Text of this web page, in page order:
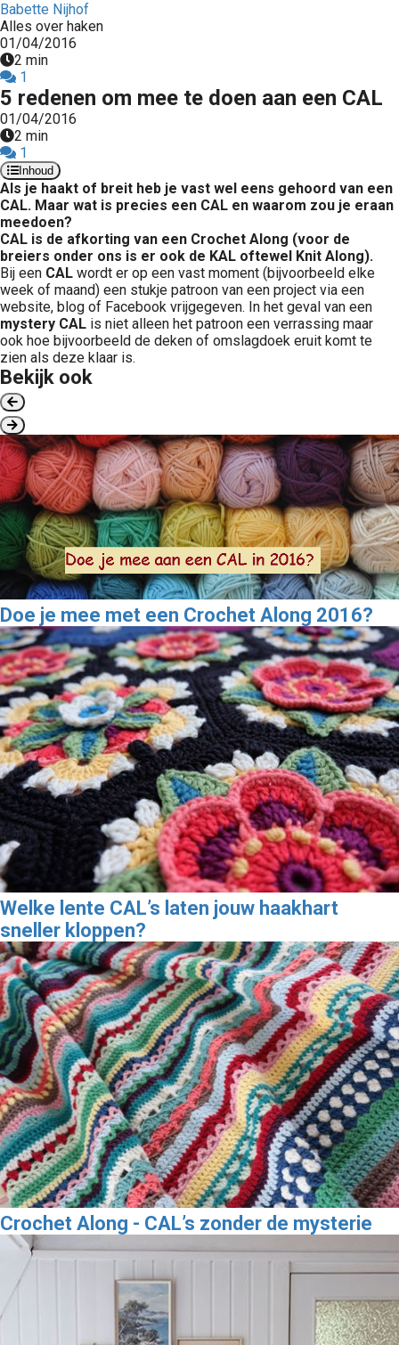
Babette Nijhof
Alles over haken
01/04/2016
2 min
1
5 redenen om mee te doen aan een CAL
01/04/2016
2 min
1
Inhoud
Als je haakt of breit heb je vast wel eens gehoord van een
CAL. Maar wat is precies een CAL en waarom zou je eraan
meedoen?
CAL is de afkorting van een Crochet Along (voor de
breiers onder ons is er ook de KAL oftewel Knit Along).
Bij een CAL wordt er op een vast moment (bijvoorbeeld elke
week of maand) een stukje patroon van een project via een
website, blog of Facebook vrijgegeven. In het geval van een
mystery CAL is niet alleen het patroon een verrassing maar
ook hoe bijvoorbeeld de deken of omslagdoek eruit komt te
zien als deze klaar is.
Bekijk ook
Doe je mee met een Crochet Along 2016?
Welke lente CAL’s laten jouw haakhart
sneller kloppen?
Crochet Along - CAL’s zonder de mysterie